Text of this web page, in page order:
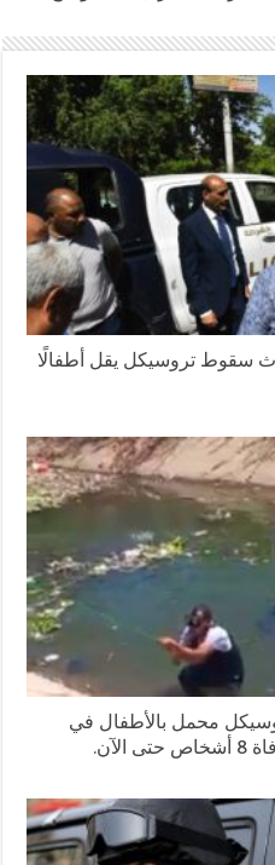
سقوط تروسيكل يقل أطفالًا
محمل بالأطفال في